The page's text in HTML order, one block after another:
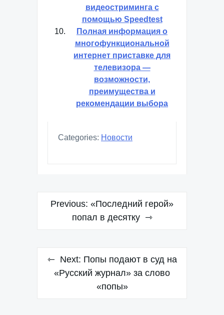
видеостриминга с
помощью Speedtest
Полная информация о
многофункциональной
интернет приставке для
телевизора —
возможности,
преимущества и
рекомендации выбора
Categories: Новости
Навигация
Previous: «Последний герой»
попал в десятку
Next: Попы подают в суд на
«Русский журнал» за слово
«попы»